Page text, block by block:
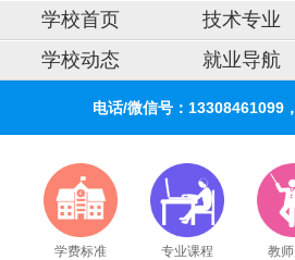
学校首页 技术专业
学校动态
就业导航
电话/微信号：13308461099
学费标准 专业课程 教